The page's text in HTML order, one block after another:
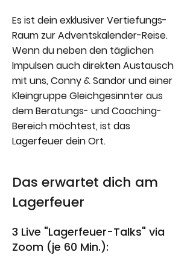
Es ist dein exklusiver Vertiefungs-
Raum zur Adventskalender-Reise.
Wenn du neben den täglichen
Impulsen auch direkten Austausch
mit uns, Conny & Sandor und einer
Kleingruppe Gleichgesinnter aus
dem Beratungs- und Coaching-
Bereich möchtest, ist das
Lagerfeuer dein Ort.
Das erwartet dich am
Lagerfeuer
3 Live "Lagerfeuer-Talks" via
Zoom (je 60 Min.):